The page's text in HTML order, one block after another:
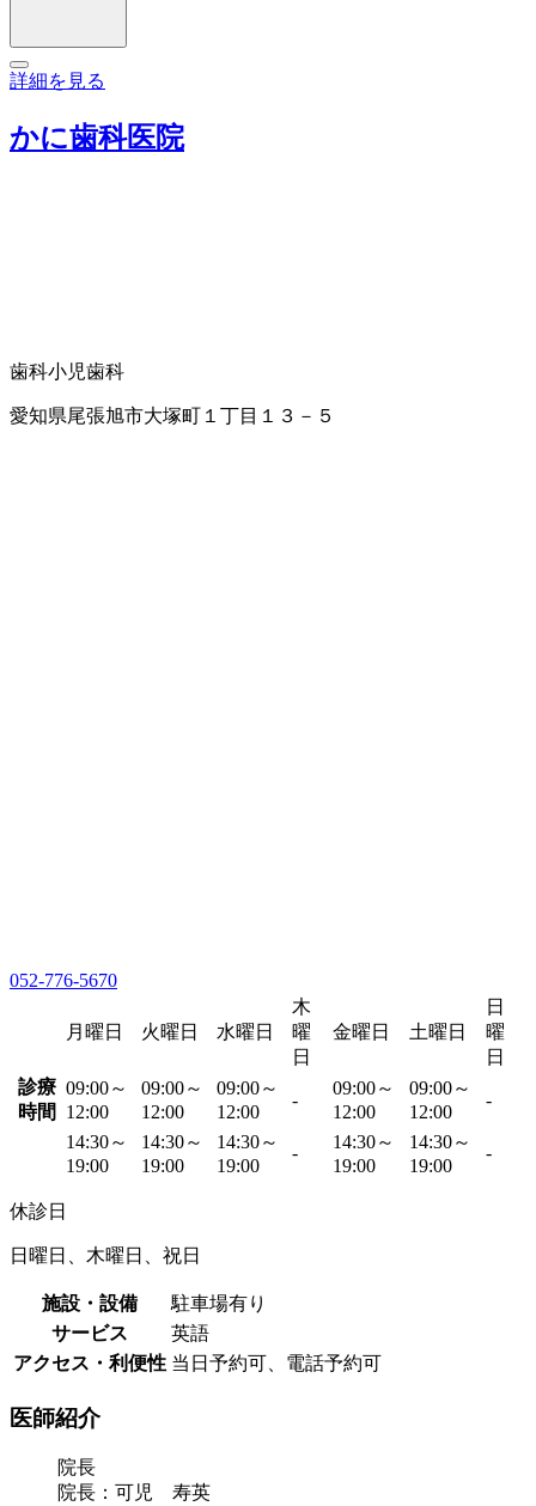
詳細を見る
かに歯科医院
歯科小児歯科
愛知県尾張旭市大塚町１丁目１３－５
052-776-5670
月曜日 火曜日 水曜日
木
曜
日
金曜日 土曜日
日
曜
日
診療
時間
09:00～
12:00
09:00～
12:00
09:00～
12:00
-
09:00～
12:00
09:00～
12:00
-
14:30～
19:00
14:30～
19:00
14:30～
19:00
-
14:30～
19:00
14:30～
19:00
-
休診日
日曜日、木曜日、祝日
施設・設備
駐車場有り
サービス
英語
アクセス・利便性 当日予約可、電話予約可
医師紹介
院長
院長：可児 寿英